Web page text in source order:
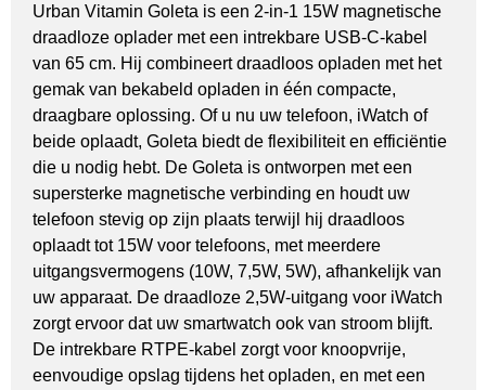
Urban Vitamin Goleta is een 2-in-1 15W magnetische
draadloze oplader met een intrekbare USB-C-kabel
van 65 cm. Hij combineert draadloos opladen met het
gemak van bekabeld opladen in één compacte,
draagbare oplossing. Of u nu uw telefoon, iWatch of
beide oplaadt, Goleta biedt de flexibiliteit en efficiëntie
die u nodig hebt. De Goleta is ontworpen met een
supersterke magnetische verbinding en houdt uw
telefoon stevig op zijn plaats terwijl hij draadloos
oplaadt tot 15W voor telefoons, met meerdere
uitgangsvermogens (10W, 7,5W, 5W), afhankelijk van
uw apparaat. De draadloze 2,5W-uitgang voor iWatch
zorgt ervoor dat uw smartwatch ook van stroom blijft.
De intrekbare RTPE-kabel zorgt voor knoopvrije,
eenvoudige opslag tijdens het opladen, en met een